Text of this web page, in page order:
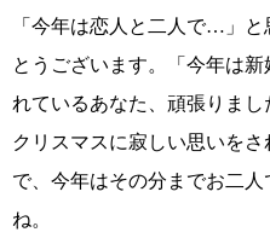
「今年は恋人と二人で…」
とうございます。「今年は
れているあなた、頑張りま
クリスマスに寂しい思いを
で、今年はその分までお二
ね。